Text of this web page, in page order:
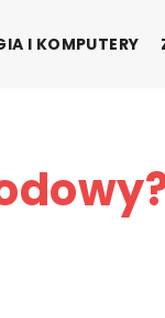
I KOMPUTERY